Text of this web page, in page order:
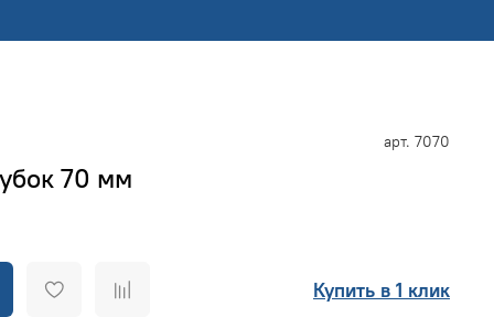
арт. 7070
70 мм
Купить в 1 клик